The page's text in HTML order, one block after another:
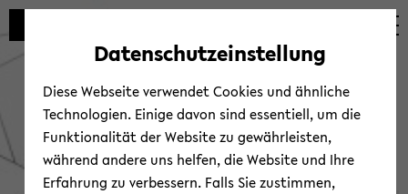
Automatische
vermeiden
zum
wechseln
zum
wechseln
zum
wechseln
Datenschutzeinstellung
Diese Webseite verwendet Cookies und ähnliche
Technologien. Einige davon sind essentiell, um die
Funktionalität der Website zu gewährleisten,
während andere uns helfen, die Website und Ihre
Erfahrung zu verbessern. Falls Sie zustimmen,